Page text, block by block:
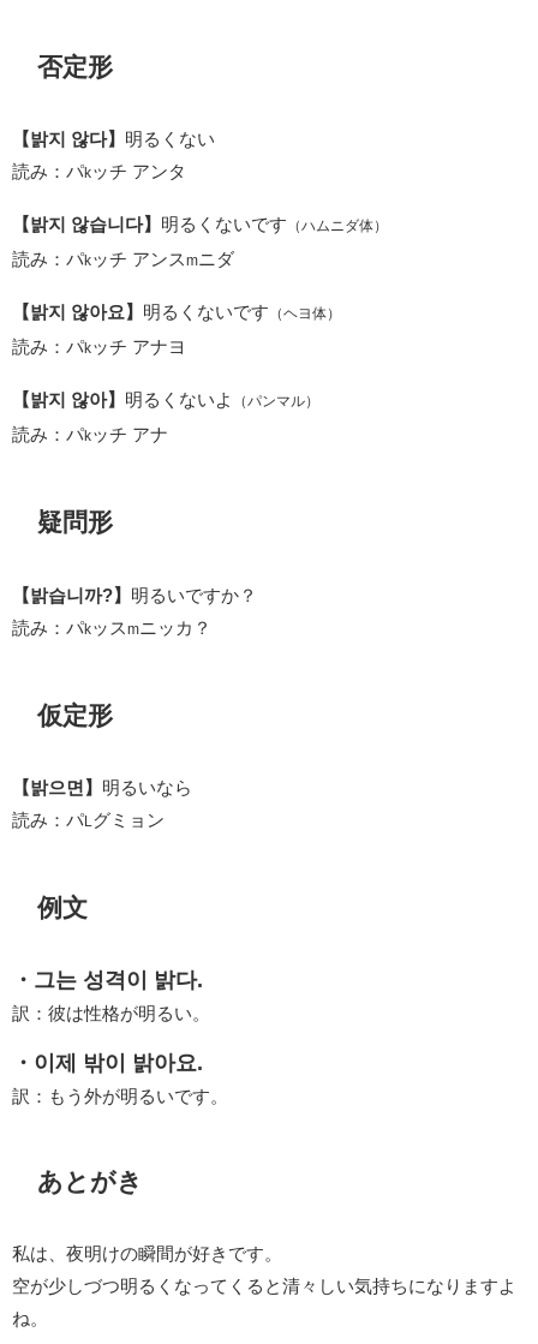
否定形
【밝지 않다】 明るくない
読み：パkッチ アンタ
【밝지 않습니다】 明るくないです （ハムニダ体）
読み：パkッチ アンスmニダ
【밝지 않아요】 明るくないです （ヘヨ体）
読み：パkッチ アナヨ
【밝지 않아】 明るくないよ （パンマル）
読み：パkッチ アナ
疑問形
【밝습니까?】 明るいですか？
読み：パkッス m ニッカ？
仮定形
【밝으면】 明るいなら
読み：パ グミョン
例文
・그는 성격이 밝다.
訳：彼は性格が明るい。
・이제 밖이 밝아요.
訳：もう外が明るいです。
あとがき
私は、夜明けの瞬間が好きです。
空が少しづつ明るくなってくると清々しい気持ちになりますよ
ね。